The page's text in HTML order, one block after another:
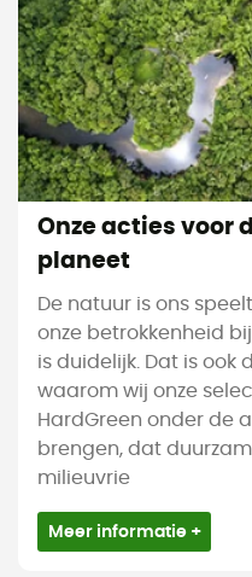
Onze acties voor
planeet
De natuur is ons
onze betrokkenheid
is duidelijk. Dat is ook
waarom wij onze
HardGreen onder de
brengen, dat
milieuvrie
Meer informatie +